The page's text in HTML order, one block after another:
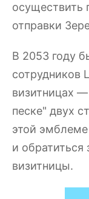
осуществить
отправки
В 2053 году
сотрудников
визитницах
песке" двух
этой эмблеме
и
визитницы.